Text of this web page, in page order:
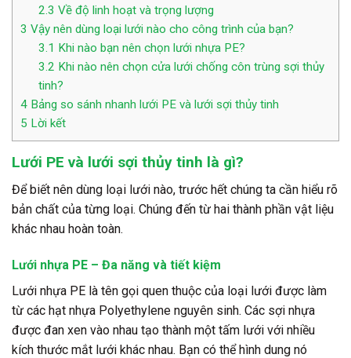
2.3 Về độ linh hoạt và trọng lượng
3 Vậy nên dùng loại lưới nào cho công trình của bạn?
3.1 Khi nào bạn nên chọn lưới nhựa PE?
3.2 Khi nào nên chọn cửa lưới chống côn trùng sợi thủy
tinh?
4 Bảng so sánh nhanh lưới PE và lưới sợi thủy tinh
5 Lời kết
Lưới PE và lưới sợi thủy tinh là gì?
Để biết nên dùng loại lưới nào, trước hết chúng ta cần hiểu rõ
bản chất của từng loại. Chúng đến từ hai thành phần vật liệu
khác nhau hoàn toàn.
Lưới nhựa PE – Đa năng và tiết kiệm
Lưới nhựa PE là tên gọi quen thuộc của loại lưới được làm
từ các hạt nhựa Polyethylene nguyên sinh. Các sợi nhựa
được đan xen vào nhau tạo thành một tấm lưới với nhiều
kích thước mắt lưới khác nhau. Bạn có thể hình dung nó